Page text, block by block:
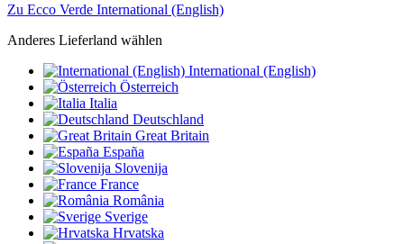
Zu Ecco Verde International (English)
Anderes Lieferland wählen
International (English)
Österreich
Italia
Deutschland
Great Britain
España
Slovenija
France
România
Sverige
Hrvatska